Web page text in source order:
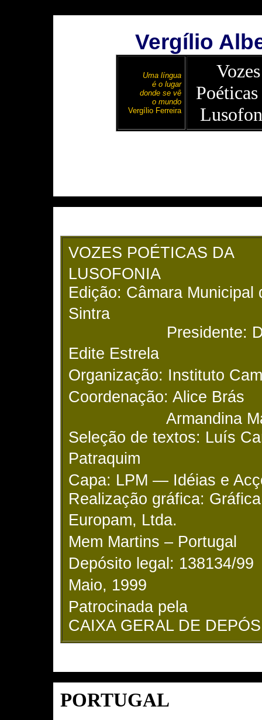
Vergílio
Uma língua
é o lugar
donde se vê
o mundo
Vergílio Ferreira
VOZES POÉTICAS DA
LUSOFONIA
Edição: Câmara Municipal
Sintra
Presidente:
Edite Estrela
Organização: Instituto
Coordenação: Alice Brás
Armandina
Seleção de textos: Luís
Patraquim
Capa: LPM — Idéias e
Realização gráfica: Gráfica
Europam, Ltda.
Mem Martins – Portugal
Depósito legal: 138134/99
Maio, 1999
Patrocinada pela
CAIXA GERAL DE
PORTUGAL